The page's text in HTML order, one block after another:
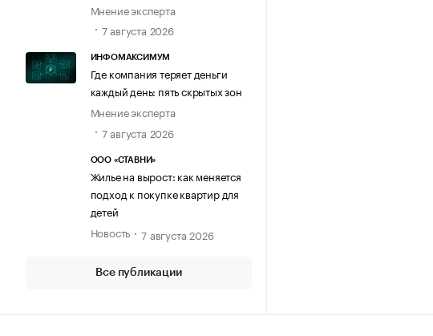
Мнение эксперта
7 августа 2026
ИНФОМАКСИМУМ
Где компания теряет деньги
каждый день: пять скрытых зон
Мнение эксперта
7 августа 2026
ООО «СТАВНИ»
Жилье на вырост: как меняется
подход к покупке квартир для
детей
Новость
7 августа 2026
Все публикации